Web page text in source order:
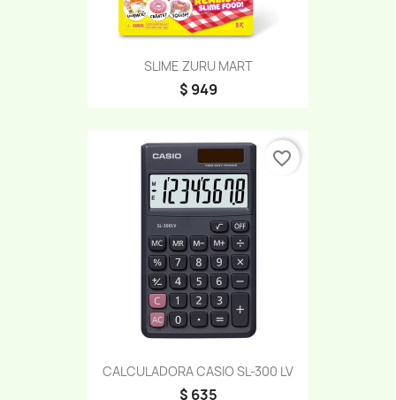
SLIME ZURU MART
$ 949
CALCULADORA CASIO SL-300 LV
$ 635
favorite_border